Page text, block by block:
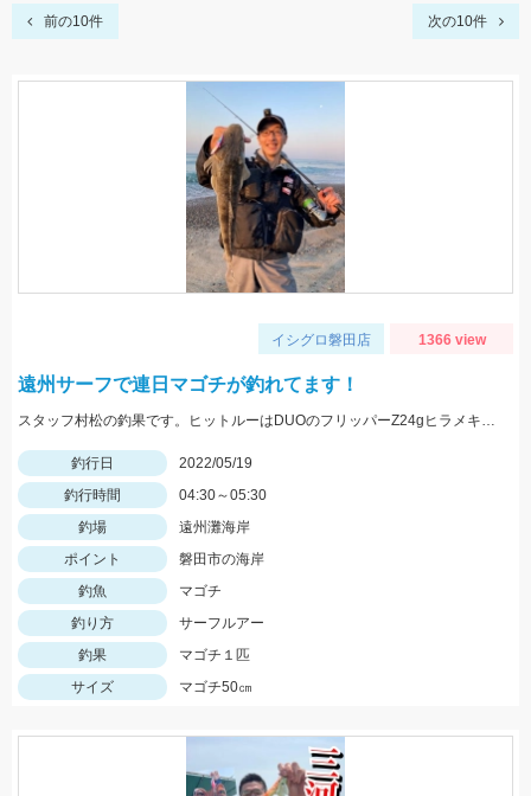
前の10件 次の10件
イシグロ磐田店 1366 view
遠州サーフで連日マゴチが釣れてます！
スタッフ村松の釣果です。ヒットルーはDUOのフリッパーZ24gヒラメキャンディ！
釣行日
2022/05/19
釣行時間
04:30～05:30
釣場
遠州灘海岸
ポイント
磐田市の海岸
釣魚
マゴチ
釣り方
サーフルアー
釣果
マゴチ１匹
サイズ
マゴチ50㎝